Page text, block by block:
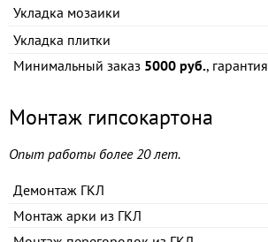
Укладка мозаики
Укладка плитки
Минимальный заказ 5000 руб., гарантия
Монтаж гипсокартона
Опыт работы более 20 лет.
Демонтаж ГКЛ
Монтаж арки из ГКЛ